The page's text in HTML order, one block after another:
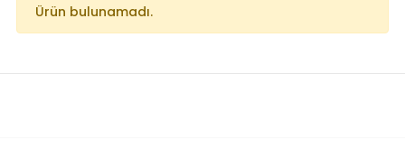
Ürün bulunamadı.